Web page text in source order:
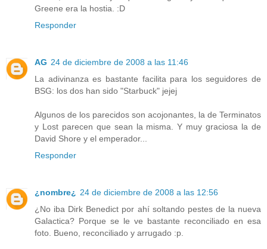
Greene era la hostia. :D
Responder
AG 24 de diciembre de 2008 a las 11:46
La adivinanza es bastante facilita para los seguidores de
BSG: los dos han sido "Starbuck" jejej
Algunos de los parecidos son acojonantes, la de Terminatos
y Lost parecen que sean la misma. Y muy graciosa la de
David Shore y el emperador...
Responder
¿nombre¿
24 de diciembre de 2008 a las 12:56
¿No iba Dirk Benedict por ahí soltando pestes de la nueva
Galactica? Porque se le ve bastante reconciliado en esa
foto. Bueno, reconciliado y arrugado :p.